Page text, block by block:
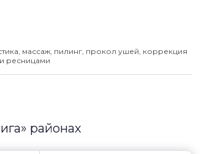
массаж, пилинг, прокол ушей, коррекция
ресницами
районах